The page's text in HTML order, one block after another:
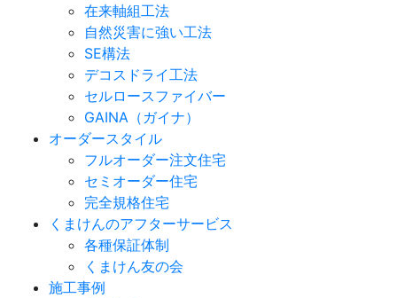
在来軸組工法
自然災害に強い工法
SE構法
デコスドライ工法
セルロースファイバー
GAINA（ガイナ）
オーダースタイル
フルオーダー注文住宅
セミオーダー住宅
完全規格住宅
くまけんのアフターサービス
各種保証体制
くまけん友の会
施工事例